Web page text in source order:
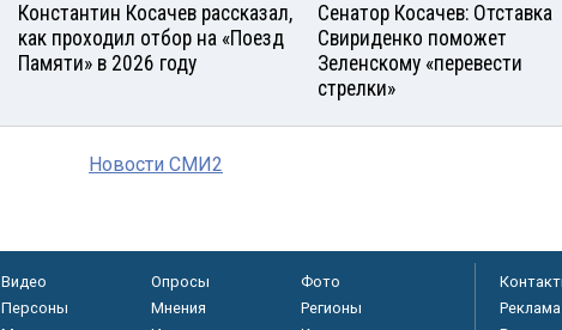
Константин Косачев рассказал,
как проходил отбор на «Поезд
Памяти» в 2026 году
Сенатор Косачев: Отставка
Свириденко поможет
Зеленскому «перевести
стрелки»
Новости СМИ2
Видео Опросы
Фото
Персоны
Мнения
Регионы
Реклама